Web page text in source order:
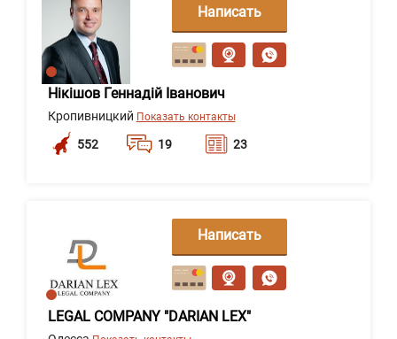
Нікішов Геннадій Іванович
Кропивницкий Показать контакты
552 19 23
Написать
сообщение
LEGAL COMPANY "DARIAN LEX"
Написать
сообщение